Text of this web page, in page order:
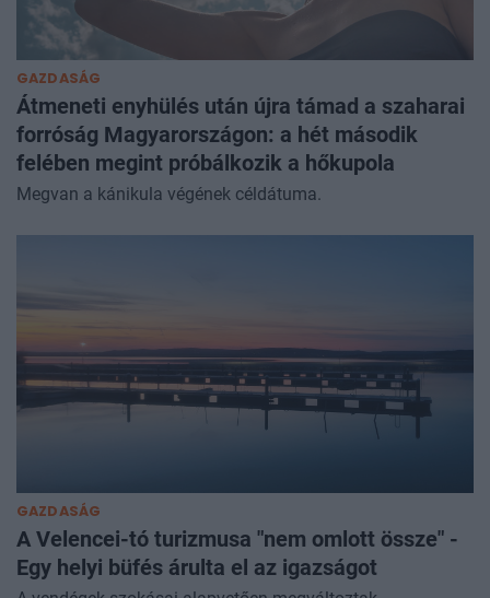
GAZDASÁG
Átmeneti enyhülés után újra támad a szaharai
forróság Magyarországon: a hét második
felében megint próbálkozik a hőkupola
Megvan a kánikula végének céldátuma.
GAZDASÁG
A Velencei-tó turizmusa "nem omlott össze" -
Egy helyi büfés árulta el az igazságot